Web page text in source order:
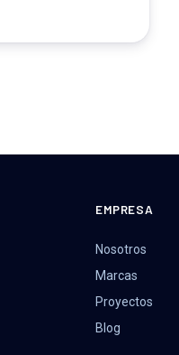
EMPRESA
Nosotros
Marcas
Proyectos
Blog